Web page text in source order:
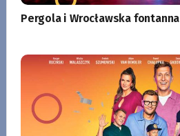
Pergola i Wrocławska